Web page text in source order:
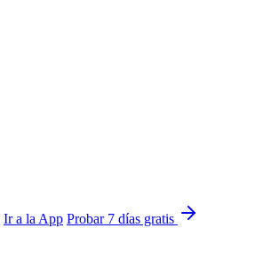
Ir a la App Probar 7 días gratis